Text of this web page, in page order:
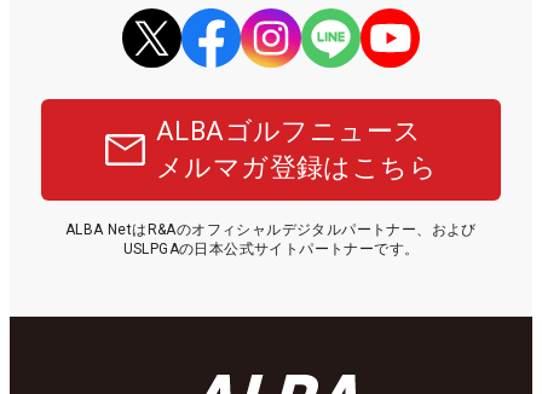
ALBAゴルフニュース
メルマガ登録はこちら
ALBA NetはR&Aのオフィシャルデジタルパートナー、および
USLPGAの日本公式サイトパートナーです。